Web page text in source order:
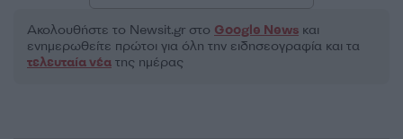
Ακολουθήστε το Νewsit.gr στο Google News και
ενημερωθείτε πρώτοι για όλη την ειδησεογραφία και τα
τελευταία νέα της ημέρας